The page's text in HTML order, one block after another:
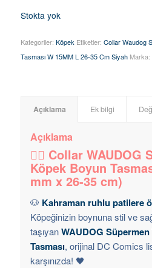
Stokta yok
Kategoriler: Köpek Etiketler: Collar Waudog
Tasması W 15MM L 26-35 Cm Siyah Marka:
Açıklama Ek bilgi
Açıklama
🦸‍♂️ Collar WAUDOG
Köpek Boyun
mm x 26-35 cm)
🐶 Kahraman ruhlu patilere
Köpeğinizin boynuna stil ve
taşıyanWAUDOG
Tasması, orijinal DC Comics
karşınızda! 🖤